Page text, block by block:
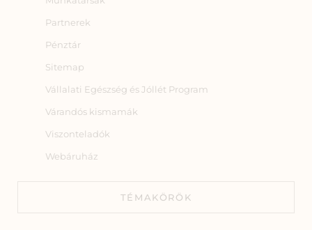
Partnerek
Pénztár
Sitemap
Vállalati Egészség és Jóllét Program
Várandós kismamák
Viszonteladók
Webáruház
TÉMAKÖRÖK